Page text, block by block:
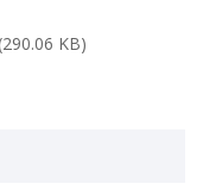
(290.06 KB)